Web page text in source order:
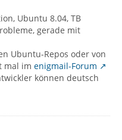
Ubuntu 8.04, TB
gerade mit
Ubuntu-Repos oder von
mal im enigmail-Forum
können deutsch